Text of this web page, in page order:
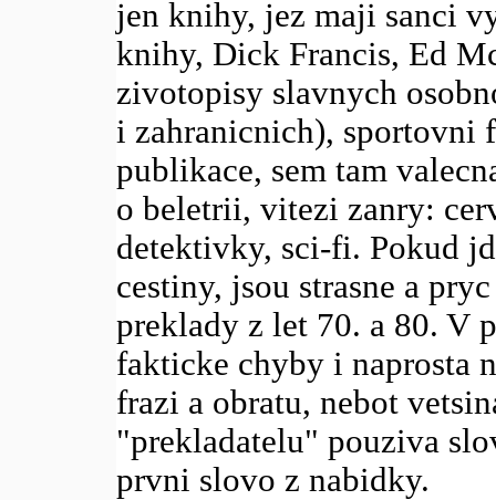
jen knihy, jez maji sanci
knihy, Dick Francis, Ed
zivotopisy slavnych
i zahranicnich), sportovni
publikace, sem tam
o beletrii, vitezi zanry:
detektivky, sci-fi. Pokud
cestiny, jsou strasne a
preklady z let 70. a 80. V
fakticke chyby i naprosta
frazi a obratu, nebot
"prekladatelu" pouziva
prvni slovo z nabidky.